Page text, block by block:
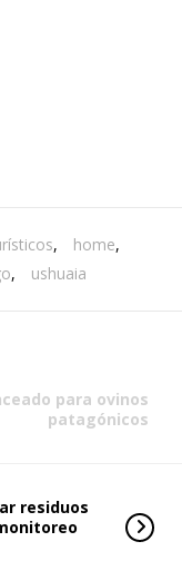
, home,
, ushuaia
para ovinos
patagónicos
residuos